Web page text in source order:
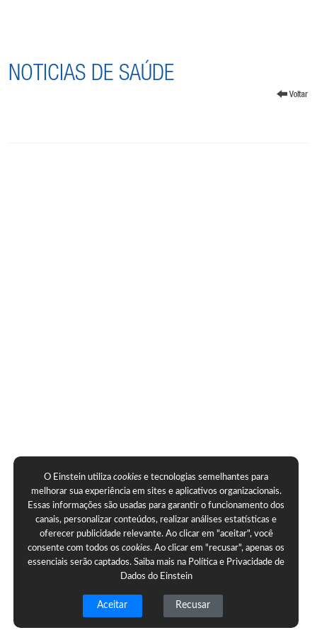
NOTICIAS DE SAÚDE
O Einstein utilizacookies e tecnologias semelhantes para
melhorar sua experiência em sites e aplicativos organizacionais.
Essas informações são usadas para garantir o funcionamento dos
canais, personalizar conteúdos, realizar análises estatísticas e
oferecer publicidade relevante. Ao clicar em "aceitar", você
consente com todos oscookies. Ao clicar em "recusar", apenas os
essenciais serão captados. Saiba mais na Política e Privacidade de
Dados do Einstein
Aceitar Recusar